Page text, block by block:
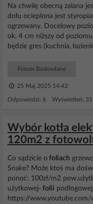
Na chwilę obecną zalana
dołu ocieplona jest
ogrzewany. Docelowy
ok. 4 cm niższy od
będzie gres (kuchnia,
Forum Budowlane
25 Maj 2025 14:42
Odpowiedzi: 6 Wyświetleń:
Wybór kotła
120m2 z
Co sądzicie o foliach
Snake? Może ktoś ma
ponoć: 100zł/m2
użytkowej- folii
https://www.youtube.com/